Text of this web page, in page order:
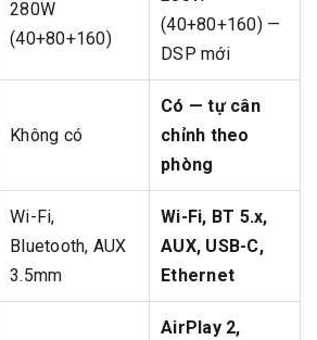
280W
(40+80+160)
(40+80+160) —
DSP mới
Không có
Có — tự cân
chỉnh theo
phòng
Wi-Fi,
Bluetooth, AUX
3.5mm
Wi-Fi, BT 5.x,
AUX, USB-C,
Ethernet
AirPlay 2,